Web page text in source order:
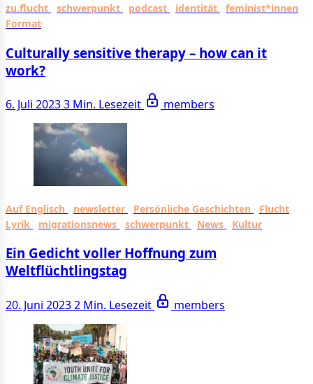
zu.flucht
schwerpunkt podcast identität
feminist*innen
Format
Culturally sensitive therapy – how can it
work?
6. Juli 20233 Min. Lesezeit members
Auf Englisch newsletter Persönliche Geschichten
Flucht
Lyrik
migrationsnews schwerpunkt News Kultur
Ein Gedicht voller Hoffnung zum
Weltflüchtlingstag
20. Juni 20232 Min. Lesezeit members